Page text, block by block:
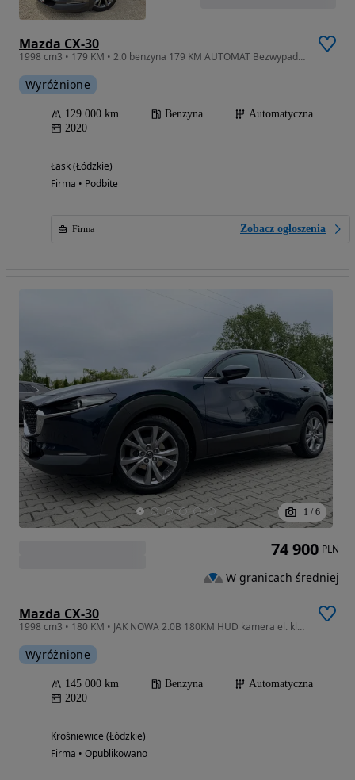
Mazda CX-30
1998 cm3 • 179 KM • 2.0 benzyna 179 KM AUTOMAT Bezwypadkowy Bogate Wyposażenie Kamera 360
Wyróżnione
129 000 km Benzyna
Automatyczna
2020
Łask (Łódzkie)
Firma • Podbite
Firma Zobacz ogłoszenia
1 / 6
Mazda CX-30
1998 cm3 • 180 KM • JAK NOWA 2.0B 180KM HUD kamera el. klapa keyless blis navi chrom aso
Wyróżnione
145 000 km Benzyna
Automatyczna
2020
Krośniewice (Łódzkie)
Firma • Opublikowano
74 900 PLN
W granicach średniej